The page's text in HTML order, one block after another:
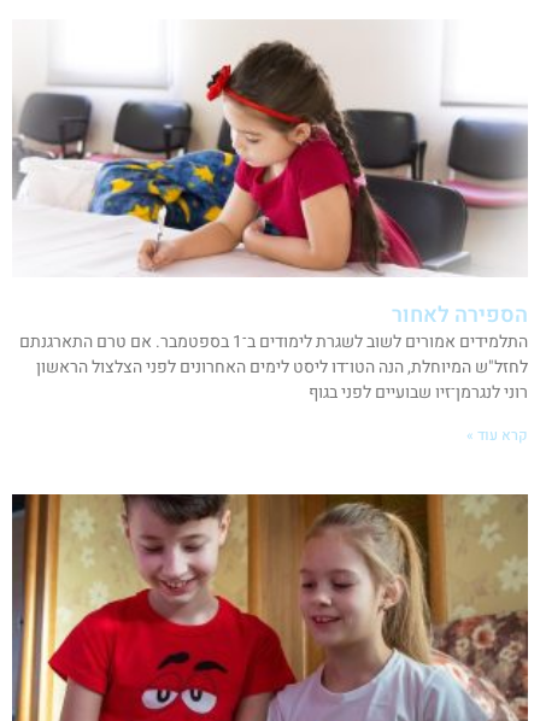
הספירה לאחור
התלמידים אמורים לשוב לשגרת לימודים ב־1 בספטמבר. אם טרם התארגנתם
לחזל"ש המיוחלת, הנה הטו־דו ליסט לימים האחרונים לפני הצלצול הראשון
רוני לנגרמן־זיו שבועיים לפני בגוף
קרא עוד »